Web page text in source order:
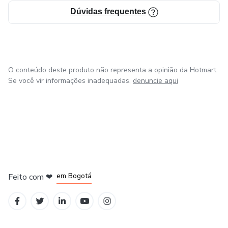
pode ser o ponto de partida para uma nova perspectiva.
Dúvidas frequentes
O conteúdo deste produto não representa a opinião da Hotmart.
Se você vir informações inadequadas, denuncie aqui
Feito com ❤ em Bogotá